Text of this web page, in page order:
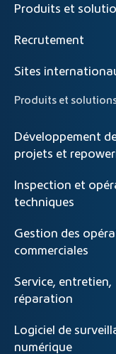
Produits et
Recrutement
Sites
Produits et
Développement
projets et
Inspection et
techniques
Gestion des
commerciales
Service, entretien,
réparation
Logiciel de
numérique